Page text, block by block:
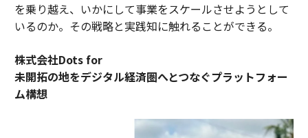
を乗り越え、いかにして事業をスケールさせようとして
いるのか。その戦略と実践知に触れることができる。
株式会社Dots for
未開拓の地をデジタル経済圏へとつなぐプラットフォー
ム構想